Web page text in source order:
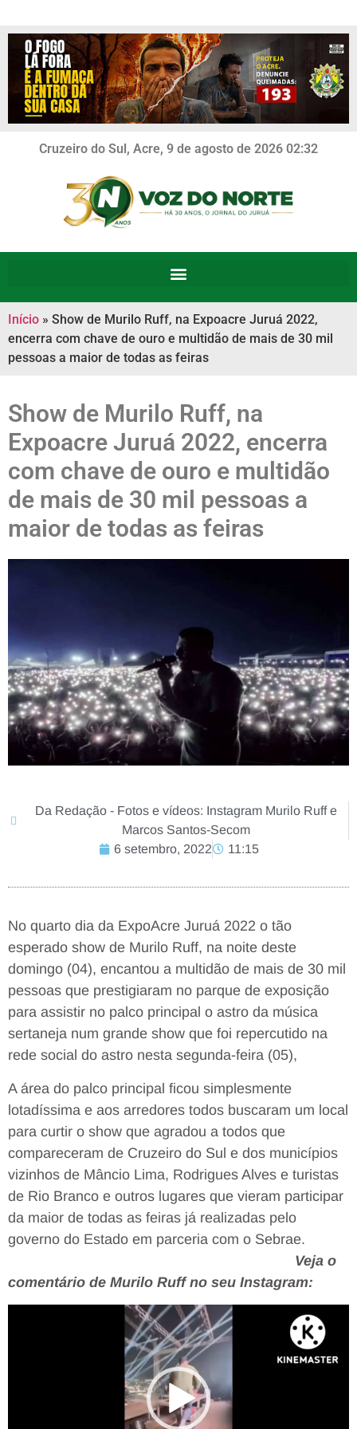
Cruzeiro do Sul, Acre, 9 de agosto de 2026 02:32
Início » Show de Murilo Ruff, na Expoacre Juruá 2022,
encerra com chave de ouro e multidão de mais de 30 mil
pessoas a maior de todas as feiras
Show de Murilo Ruff, na
Expoacre Juruá 2022, encerra
com chave de ouro e multidão
de mais de 30 mil pessoas a
maior de todas as feiras
Da Redação - Fotos e vídeos: Instagram Murilo Ruff e
Marcos Santos-Secom
6 setembro, 2022
11:15
No quarto dia da ExpoAcre Juruá 2022 o tão
esperado show de Murilo Ruff, na noite deste
domingo (04), encantou a multidão de mais de 30 mil
pessoas que prestigiaram no parque de exposição
para assistir no palco principal o astro da música
sertaneja num grande show que foi repercutido na
rede social do astro nesta segunda-feira (05),
A área do palco principal ficou simplesmente
lotadíssima e aos arredores todos buscaram um local
para curtir o show que agradou a todos que
compareceram de Cruzeiro do Sul e dos municípios
vizinhos de Mâncio Lima, Rodrigues Alves e turistas
de Rio Branco e outros lugares que vieram participar
da maior de todas as feiras já realizadas pelo
governo do Estado em parceria com o Sebrae.
Veja o
comentário de Murilo Ruff no seu Instagram: